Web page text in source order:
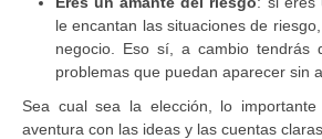
le encantan las situaciones de
negocio. Eso sí, a cambio tendrás
problemas que puedan aparecer sin
Sea cual sea la elección, lo
aventura con las ideas y las cuentas claras.